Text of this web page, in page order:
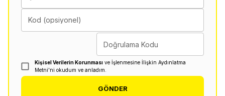
Kod (opsiyonel)
Doğrulama Kodu
Kişisel Verilerin Korunması ve İşlenmesine İlişkin Aydınlatma
Metni'ni okudum ve anladım.
GÖNDER